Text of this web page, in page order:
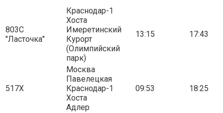
803С
"Ласточка"
Краснодар-1
Хоста
Имеретинский
Курорт
(Олимпийский
парк)
13:15 17:43
517Х
Москва
Павелецкая
Краснодар-1
Хоста
Адлер
09:53 18:25